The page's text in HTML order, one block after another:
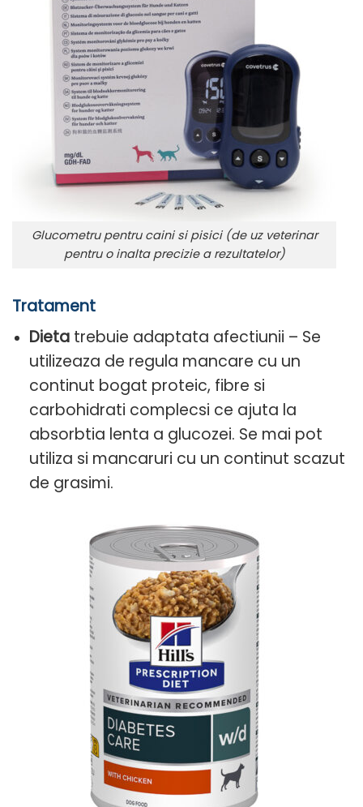
Glucometru pentru caini si pisici (de uz veterinar
pentru o inalta precizie a rezultatelor)
Tratament
Dietatrebuie adaptata afectiunii – Se
utilizeaza de regula mancare cu un
continut bogat proteic, fibre si
carbohidrati complecsi ce ajuta la
absorbtia lenta a glucozei. Se mai pot
utiliza si mancaruri cu un continut scazut
de grasimi.